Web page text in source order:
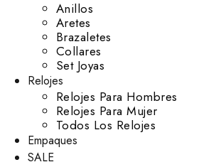
Anillos
Aretes
Brazaletes
Collares
Set Joyas
Relojes
Relojes Para Hombres
Relojes Para Mujer
Todos Los Relojes
Empaques
SALE